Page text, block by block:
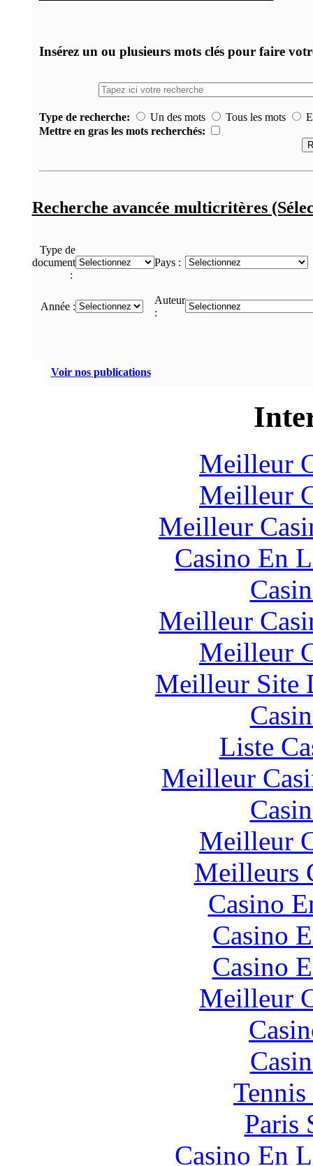
Insérez un ou plusieurs mots clés pour faire
Type de recherche: Un des mots Tous les mots
Mettre en gras les mots recherchés:
Recherche avancée multicritères
Type de
document
:
Pays :
Année :
Auteur
:
Voir nos publications
Meilleur
Meilleur
Meilleur
Casino En
Meilleur
Meilleur
Meilleur Site
Liste
Meilleur
Meilleur
Meilleurs
Casino
Casino
Casino
Meilleur
Paris
Casino En